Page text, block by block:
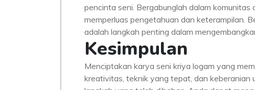
pencinta seni. Bergabunglah dalam
memperluas pengetahuan dan keterampilan.
adalah langkah penting dalam
Kesimpulan
Menciptakan karya seni kriya logam yang
kreativitas, teknik yang tepat, dan keberanian